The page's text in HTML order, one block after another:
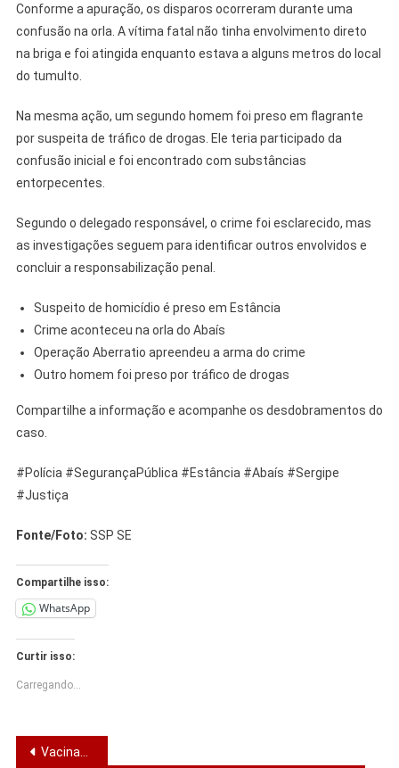
Conforme a apuração, os disparos ocorreram durante uma
confusão na orla. A vítima fatal não tinha envolvimento direto
na briga e foi atingida enquanto estava a alguns metros do local
do tumulto.
Na mesma ação, um segundo homem foi preso em flagrante
por suspeita de tráfico de drogas. Ele teria participado da
confusão inicial e foi encontrado com substâncias
entorpecentes.
Segundo o delegado responsável, o crime foi esclarecido, mas
as investigações seguem para identificar outros envolvidos e
concluir a responsabilização penal.
Suspeito de homicídio é preso em Estância
Crime aconteceu na orla do Abaís
Operação Aberratio apreendeu a arma do crime
Outro homem foi preso por tráfico de drogas
Compartilhe a informação e acompanhe os desdobramentos do
caso.
#Polícia #SegurançaPública #Estância #Abaís #Sergipe
#Justiça
Fonte/Foto: SSP SE
Compartilhe isso:
WhatsApp
Curtir isso:
Carregando...
Navegação
Vacinação contra dengue começa em Itabaiana para público de 10 a 14 anos